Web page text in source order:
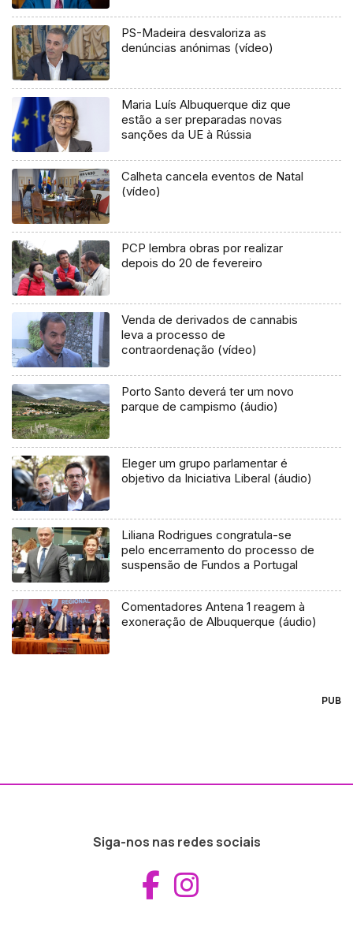
PS-Madeira desvaloriza as
denúncias anónimas (vídeo)
Maria Luís Albuquerque diz que
estão a ser preparadas novas
sanções da UE à Rússia
Calheta cancela eventos de Natal
(vídeo)
PCP lembra obras por realizar
depois do 20 de fevereiro
Venda de derivados de cannabis
leva a processo de
contraordenação (vídeo)
Porto Santo deverá ter um novo
parque de campismo (áudio)
Eleger um grupo parlamentar é
objetivo da Iniciativa Liberal (áudio)
Liliana Rodrigues congratula-se
pelo encerramento do processo de
suspensão de Fundos a Portugal
Comentadores Antena 1 reagem à
exoneração de Albuquerque (áudio)
PUB
Siga-nos nas redes sociais
Aceder ao